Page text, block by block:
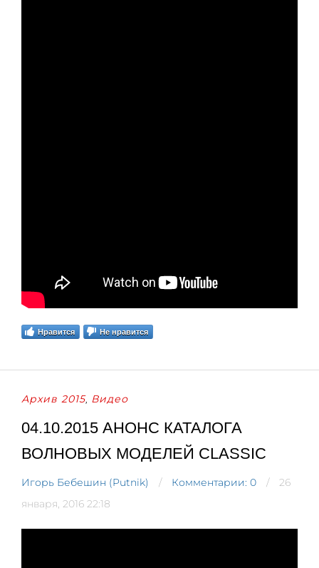
Нравится Не нравится
Архив 2015, Видео
04.10.2015 АНОНС КАТАЛОГА
ВОЛНОВЫХ МОДЕЛЕЙ CLASSIC
Игорь Бебешин (Putnik) Комментарии: 0
26
января, 2016 22:18